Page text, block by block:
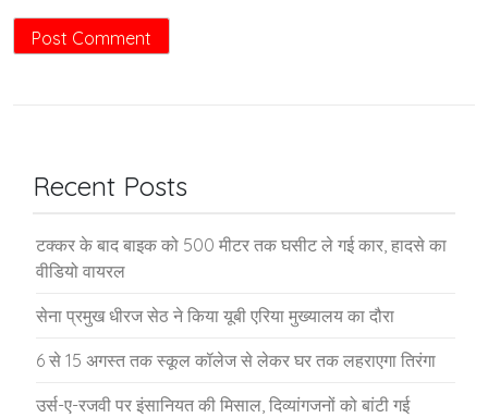
Recent Posts
टक्कर के बाद बाइक को 500 मीटर तक घसीट ले गई कार, हादसे का
वीडियो वायरल
सेना प्रमुख धीरज सेठ ने किया यूबी एरिया मुख्यालय का दौरा
6 से 15 अगस्त तक स्कूल कॉलेज से लेकर घर तक लहराएगा तिरंगा
उर्स-ए-रजवी पर इंसानियत की मिसाल, दिव्यांगजनों को बांटी गई